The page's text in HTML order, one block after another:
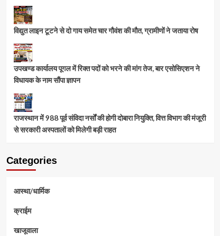
विद्युत लाइन टूटने से दो गाय समेत चार गौवंश की मौत, ग्रामीणों ने जताया रोष
उपखण्ड कार्यालय पूगल में रिक्त पदों को भरने की मांग तेज, बार एसोसिएशन ने
विधायक के नाम सौंपा ज्ञापन
राजस्थान में 988 पूर्व संविदा नर्सों की होगी दोबारा नियुक्ति, वित्त विभाग की मंजूरी
से सरकारी अस्पतालों को मिलेगी बड़ी राहत
Categories
आस्था/धार्मिक
क्राईम
खाजूवाला